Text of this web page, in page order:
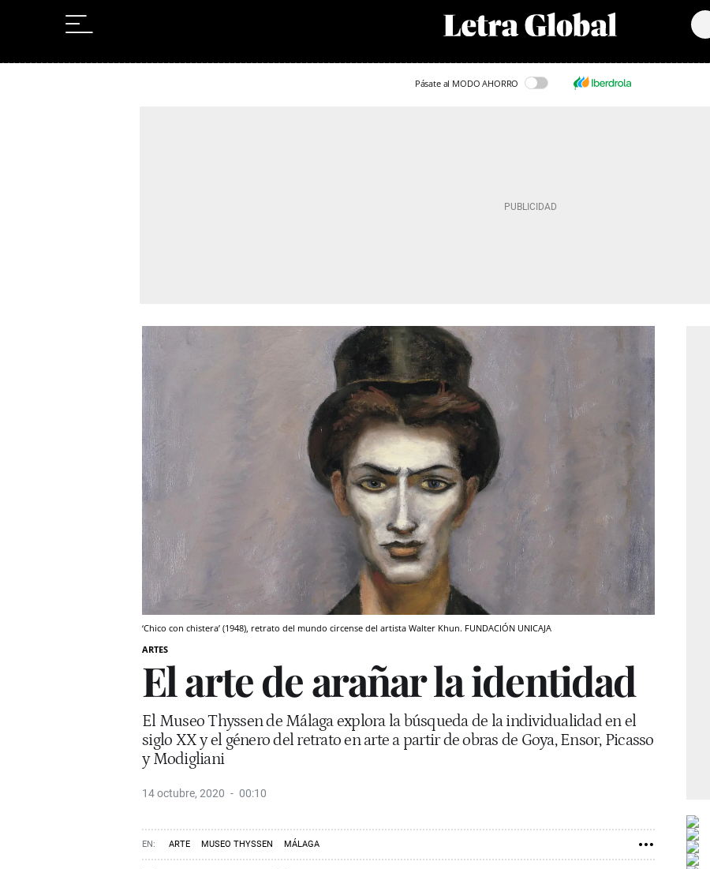
Pásate al MODO AHORRO
‘Chico con chistera’ (1948), retrato del mundo circense del artista Walter Khun. FUNDACIÓN UNICAJA
ARTES
El arte de arañar la identidad
El Museo Thyssen de Málaga explora la búsqueda de la individualidad en el
siglo XX y el género del retrato en arte a partir de obras de Goya, Ensor, Picasso
y Modigliani
14 octubre, 2020 00:10
ARTE MUSEO THYSSEN MÁLAGA